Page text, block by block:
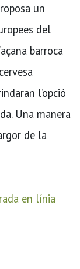
un
del
barroca
l’opció
Una manera
de la
en línia